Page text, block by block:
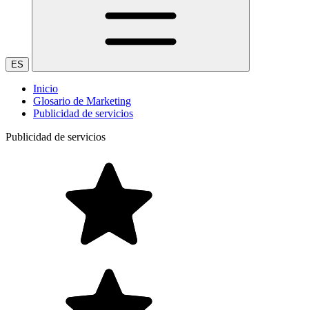
ES
Inicio
Glosario de Marketing
Publicidad de servicios
Publicidad de servicios